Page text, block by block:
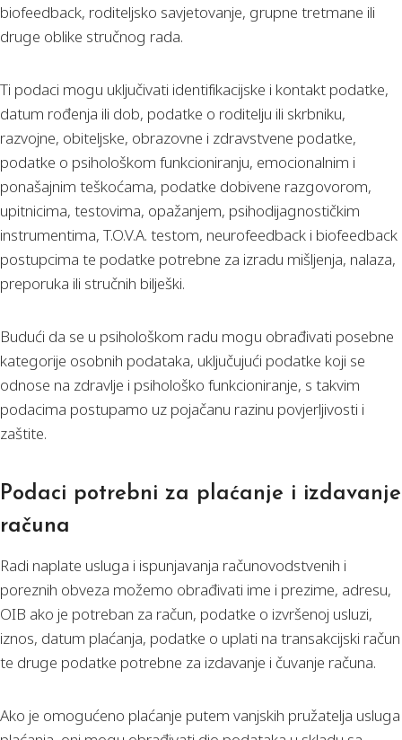
biofeedback, roditeljsko savjetovanje, grupne tretmane ili
druge oblike stručnog rada.
Ti podaci mogu uključivati identifikacijske i kontakt podatke,
datum rođenja ili dob, podatke o roditelju ili skrbniku,
razvojne, obiteljske, obrazovne i zdravstvene podatke,
podatke o psihološkom funkcioniranju, emocionalnim i
ponašajnim teškoćama, podatke dobivene razgovorom,
upitnicima, testovima, opažanjem, psihodijagnostičkim
instrumentima, T.O.V.A. testom, neurofeedback i biofeedback
postupcima te podatke potrebne za izradu mišljenja, nalaza,
preporuka ili stručnih bilješki.
Budući da se u psihološkom radu mogu obrađivati posebne
kategorije osobnih podataka, uključujući podatke koji se
odnose na zdravlje i psihološko funkcioniranje, s takvim
podacima postupamo uz pojačanu razinu povjerljivosti i
zaštite.
Podaci potrebni za plaćanje i izdavanje
računa
Radi naplate usluga i ispunjavanja računovodstvenih i
poreznih obveza možemo obrađivati ime i prezime, adresu,
OIB ako je potreban za račun, podatke o izvršenoj usluzi,
iznos, datum plaćanja, podatke o uplati na transakcijski račun
te druge podatke potrebne za izdavanje i čuvanje računa.
Ako je omogućeno plaćanje putem vanjskih pružatelja usluga